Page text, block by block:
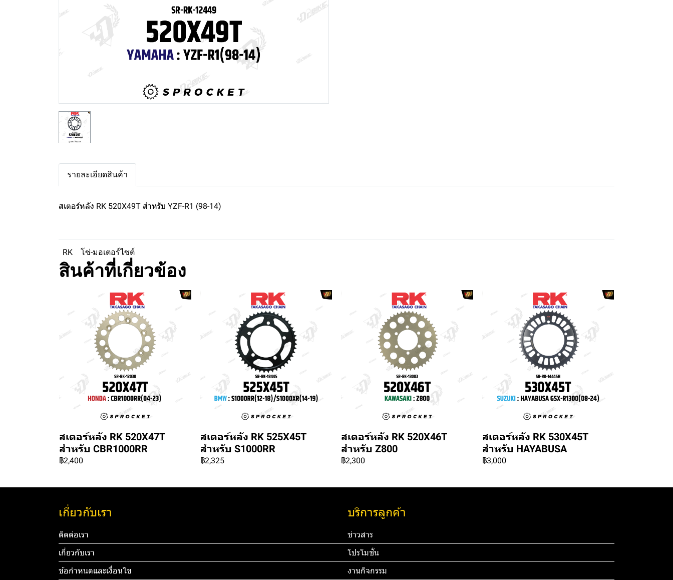
รายละเอียดสินค้า
สเตอร์หลัง RK 520X49T สำหรับ YZF-R1 (98-14)
RK โซ่-มอเตอร์ไซต์
สินค้าที่เกี่ยวข้อง
สเตอร์หลัง RK 520X47T
สำหรับ CBR1000RR
฿2,400
สเตอร์หลัง RK 525X45T
สำหรับ S1000RR
฿2,325
สเตอร์หลัง RK 520X46T
สำหรับ Z800
฿2,300
สเตอร์หลัง RK 530X45T
สำหรับ HAYABUSA
฿3,000
เกี่ยวกับเรา
ติดต่อเรา
เกี่ยวกับเรา
ข้อกำหนดและเงื่อนไข
บริการลูกค้า
ข่าวสาร
โปรโมชั่น
งานกิจกรรม